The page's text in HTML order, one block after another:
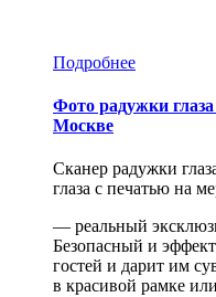
Подробнее
Фото радужки
Москве
Сканер радужки
глаза с печатью на
— реальный
Безопасный и
гостей и дарит им
в красивой рамке